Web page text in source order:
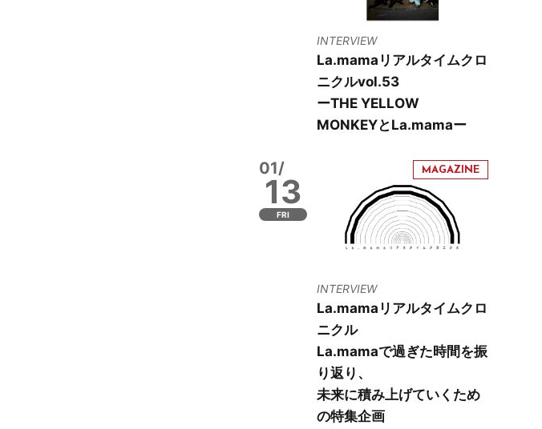
INTERVIEW
La.mamaリアルタイムクロ
ニクルvol.53
ーTHE YELLOW
MONKEYとLa.mamaー
01/
13
FRI
INTERVIEW
La.mamaリアルタイムクロ
ニクル
La.mamaで過ぎた時間を振
り返り、
未来に積み上げていくため
の特集企画